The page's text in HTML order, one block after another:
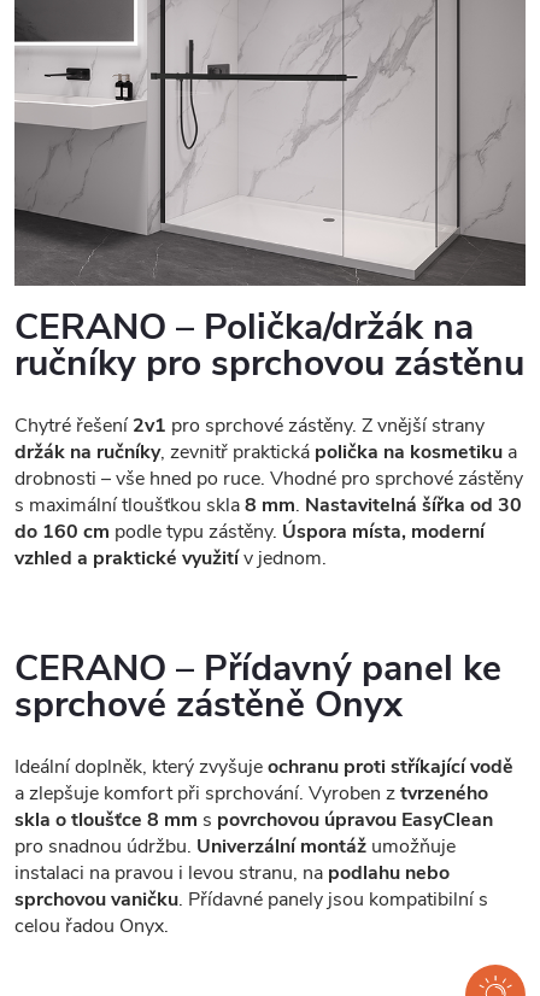
CERANO – Polička/držák na
ručníky pro sprchovou zástěnu
Chytré řešení2v1 pro sprchové zástěny. Z vnější strany
držák na ručníky, zevnitř praktická polička na kosmetiku a
drobnosti – vše hned po ruce. Vhodné pro sprchové zástěny
s maximální tloušťkou skla8 mm. Nastavitelná šířka od 30
do 160 cm podle typu zástěny. Úspora místa, moderní
vzhled a praktické využitív jednom.
CERANO – Přídavný panel ke
sprchové zástěně Onyx
Ideální doplněk, který zvyšujeochranu proti stříkající vodě
a zlepšuje komfort při sprchování. Vyroben ztvrzeného
skla o tloušťce 8 mm s povrchovou úpravou EasyClean
pro snadnou údržbu. Univerzální montáž umožňuje
instalaci na pravou i levou stranu, na podlahu nebo
sprchovou vaničku. Přídavné panely jsou kompatibilní s
celou řadou Onyx.